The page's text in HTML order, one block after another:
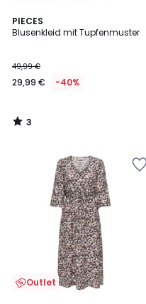
PIECES
Blusenkleid mit Tupfenmuster
49,99 €
29,99 € -40%
3
/
3
/
Outlet